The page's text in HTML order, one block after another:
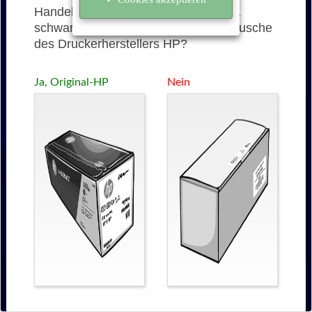
Handelt es sich bei der 70A (Q7570A
schwarz) um eine originale Tonerkartusche
des Druckerherstellers HP?
Ja, Original-HP Nein